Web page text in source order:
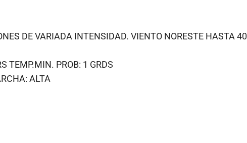
DE VARIADA INTENSIDAD. VIENTO NORESTE HASTA 40
TEMP.MIN. PROB: 1 GRDS
ALTA